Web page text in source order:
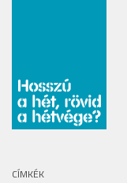
CÍMKÉK